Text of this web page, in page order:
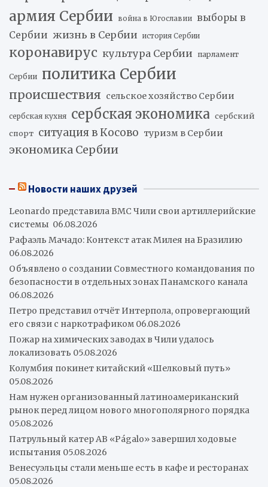
армия Сербии война в Югославии
выборы в
Сербии жизнь в Сербии история Сербии
коронавирус культура Сербии парламент
Сербии политика Сербии
происшествия сельское хозяйство Сербии
сербская кухня сербская экономика сербский
спорт ситуация в Косово туризм в Сербии
экономика Сербии
Новости наших друзей
Leonardo представила ВМС Чили свои артиллерийские
системы 06.08.2026
Рафаэль Мачадо: Контекст атак Милея на Бразилию
06.08.2026
Объявлено о создании Совместного командования по
безопасности в отдельных зонах Панамского канала
06.08.2026
Петро представил отчёт Интерпола, опровергающий
его связи с наркотрафиком 06.08.2026
Пожар на химических заводах в Чили удалось
локализовать 05.08.2026
Колумбия покинет китайский «Шелковый путь»
05.08.2026
Нам нужен организованный латиноамериканский
рынок перед лицом нового многополярного порядка
05.08.2026
Патрульный катер AB «Págalo» завершил ходовые
испытания 05.08.2026
Венесуэльцы стали меньше есть в кафе и ресторанах
05.08.2026